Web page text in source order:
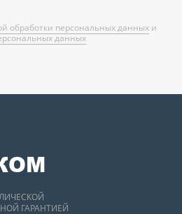
обработки персональных данных и
данных
ГАРАНТИЕЙ